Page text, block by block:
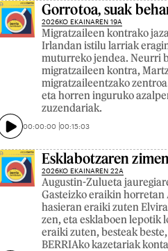
Gorrotoa, suak
2026KO EKAINAREN 19A
Migratzaileen kontrako
Irlandan istilu larriak
muturreko jendea. Neurri
migratzaileen kontra,
migratzaileentzako
eta horren inguruko
zuzendariak.
00:00:00 00:15:03
Esklabotzaren
2026KO EKAINAREN 22A
Augustin-Zulueta
Gasteizko eraikin horretan
hasieran eraiki zuten
zen, eta esklaboen lepotik
eraiki zuten, besteak
BERRIAko kazetariak